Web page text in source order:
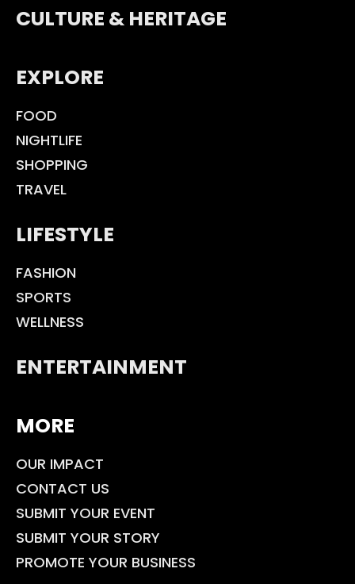
CULTURE & HERITAGE
EXPLORE
FOOD
NIGHTLIFE
SHOPPING
TRAVEL
LIFESTYLE
FASHION
SPORTS
WELLNESS
ENTERTAINMENT
MORE
OUR IMPACT
CONTACT US
SUBMIT YOUR EVENT
SUBMIT YOUR STORY
PROMOTE YOUR BUSINESS